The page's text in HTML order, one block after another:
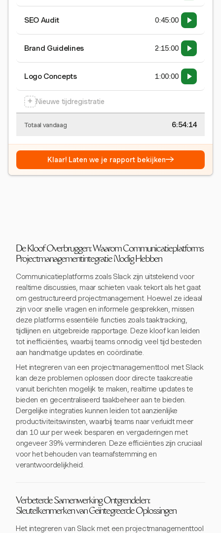
SEO Audit 0:45:00
Brand Guidelines 2:15:00
Logo Concepts 1:00:00
+ Nieuwe tijdregistratie
Totaal vandaag 6:54:15
Klaar! Laten we je rapport bekijken→
De Kloof Overbruggen: Waarom Communicatieplatforms
Projectmanagementintegratie Nodig Hebben
Communicatieplatforms zoals Slack zijn uitstekend voor
realtime discussies, maar schieten vaak tekort als het gaat
om gestructureerd projectmanagement. Hoewel ze ideaal
zijn voor snelle vragen en informele gesprekken, missen
deze platforms essentiële functies zoals taaktracking,
tijdlijnen en uitgebreide rapportage. Deze kloof kan leiden
tot inefficiënties, waarbij teams onnodig veel tijd besteden
aan handmatige updates en coördinatie.
Het integreren van een projectmanagementtool met Slack
kan deze problemen oplossen door directe taakcreatie
vanuit berichten mogelijk te maken, realtime updates te
bieden en gecentraliseerd taakbeheer aan te bieden.
Dergelijke integraties kunnen leiden tot aanzienlijke
productiviteitswinsten, waarbij teams naar verluidt meer
dan 10 uur per week besparen en vergaderingen met
ongeveer 39% verminderen. Deze efficiënties zijn cruciaal
voor het behouden van teamafstemming en
verantwoordelijkheid.
Verbeterde Samenwerking Ontgrendelen:
Sleutelkenmerken van Geïntegreerde Oplossingen
Het integreren van Slack met een projectmanagementtool